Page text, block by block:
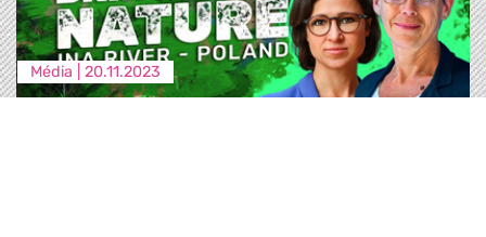
Média | 20.11.2023